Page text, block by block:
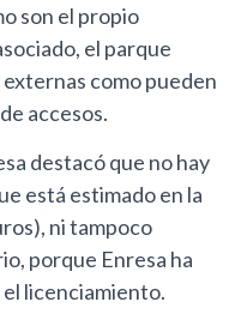
son el propio
el parque
como pueden
accesos.
destacó que no hay
está estimado en la
ni tampoco
porque Enresa ha
licenciamiento.